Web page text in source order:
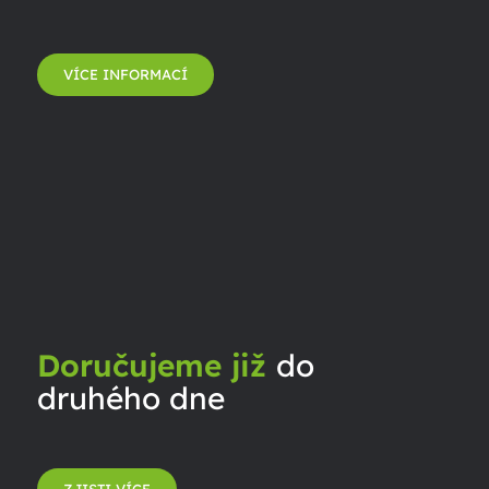
VÍCE INFORMACÍ
Doručujeme již do
druhého dne